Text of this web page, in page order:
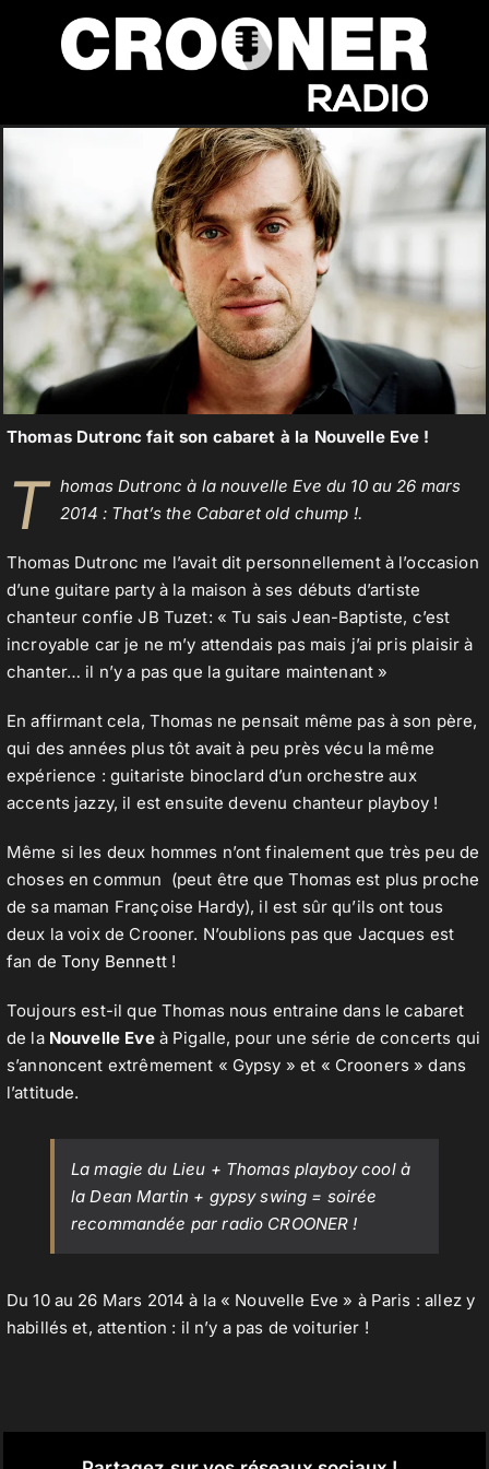
contenu
Accueil
Podcasts
Actualités
Nos flux audio
Télécharger notre application
Contact
Thomas Dutronc fait son cabaret à la Nouvelle Eve !
T homas Dutronc à la nouvelle Eve du 10 au 26 mars
2014 : That’s the Cabaret old chump !.
Thomas Dutronc me l’avait dit personnellement à l’occasion
d’une guitare party à la maison à ses débuts d’artiste
chanteur confie JB Tuzet: « Tu sais Jean-Baptiste, c’est
incroyable car je ne m’y attendais pas mais j’ai pris plaisir à
chanter… il n’y a pas que la guitare maintenant »
En affirmant cela, Thomas ne pensait même pas à son père,
qui des années plus tôt avait à peu près vécu la même
expérience : guitariste binoclard d’un orchestre aux
accents jazzy, il est ensuite devenu chanteur playboy !
Même si les deux hommes n’ont finalement que très peu de
choses en commun (peut être que Thomas est plus proche
de sa maman Françoise Hardy), il est sûr qu’ils ont tous
deux la voix de Crooner. N’oublions pas que Jacques est
fan deTony Bennett!
Toujours est-il que Thomas nous entraine dans le cabaret
de la Nouvelle Eveà Pigalle, pour une série de concerts qui
s’annoncent extrêmement « Gypsy » et « Crooners » dans
l’attitude.
La magie du Lieu + Thomas playboy cool à
laDean Martin + gypsy swing = soirée
recommandée par radio CROONER !
Du 10 au 26 Mars 2014 à la « Nouvelle Eve » à Paris : allez y
habillés et, attention : il n’y a pas de voiturier !